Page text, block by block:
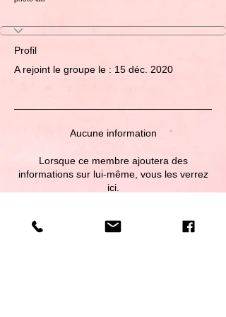
Profil
A rejoint le groupe le : 15 déc. 2020
Aucune information
Lorsque ce membre ajoutera des
informations sur lui-même, vous les verrez
ici.
A Domicile en GIRONDE et à Béguey (33410)
| © 2018 by Au Pays des Merveilles